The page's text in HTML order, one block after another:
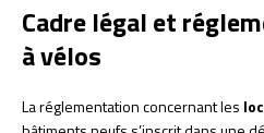
Cadre légal et
à vélos
La réglementation concernant les